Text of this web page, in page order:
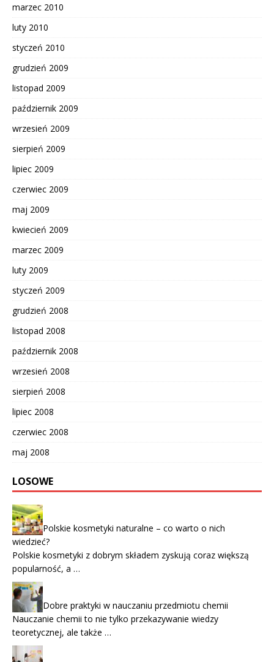
marzec 2010
luty 2010
styczeń 2010
grudzień 2009
listopad 2009
październik 2009
wrzesień 2009
sierpień 2009
lipiec 2009
czerwiec 2009
maj 2009
kwiecień 2009
marzec 2009
luty 2009
styczeń 2009
grudzień 2008
listopad 2008
październik 2008
wrzesień 2008
sierpień 2008
lipiec 2008
czerwiec 2008
maj 2008
LOSOWE
Polskie kosmetyki naturalne – co warto o nich
wiedzieć?
Polskie kosmetyki z dobrym składem zyskują coraz większą
popularność, a …
Dobre praktyki w nauczaniu przedmiotu chemii
Nauczanie chemii to nie tylko przekazywanie wiedzy
teoretycznej, ale także …